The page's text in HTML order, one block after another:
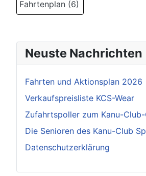
Fahrtenplan (6)
Neuste Nachrichten
Fahrten und Aktionsplan 2026
Verkaufspreisliste KCS-Wear
Zufahrtspoller zum Kanu-
Die Senioren des Kanu-Club
Datenschutzerklärung